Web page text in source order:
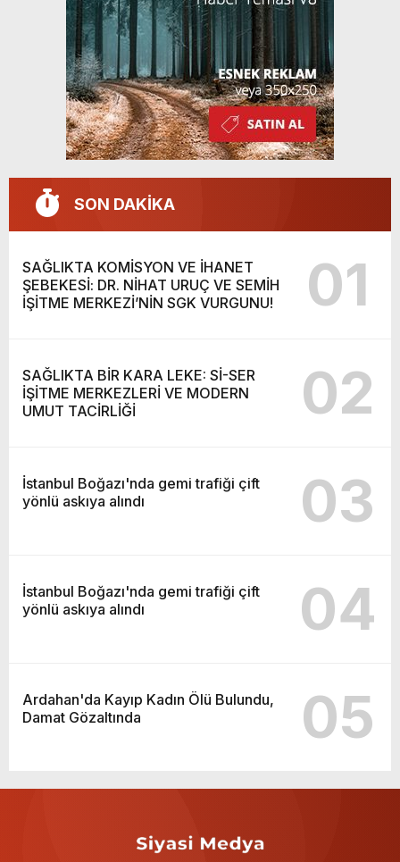
SON DAKİKA
SAĞLIKTA KOMİSYON VE İHANET
ŞEBEKESİ: DR. NİHAT URUÇ VE SEMİH
İŞİTME MERKEZİ’NİN SGK VURGUNU!
01
SAĞLIKTA BİR KARA LEKE: Sİ-SER
İŞİTME MERKEZLERİ VE MODERN
UMUT TACİRLİĞİ
02
İstanbul Boğazı'nda gemi trafiği çift
yönlü askıya alındı
03
İstanbul Boğazı'nda gemi trafiği çift
yönlü askıya alındı
04
Ardahan'da Kayıp Kadın Ölü Bulundu,
Damat Gözaltında
05